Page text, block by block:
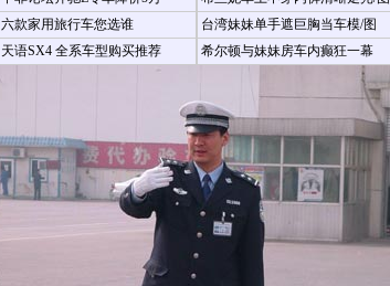
六款家用旅行车您选谁
天语SX4 全系车型购买推荐
台湾妹妹单手遮巨胸当车模/图
希尔顿与妹妹房车内癫狂一幕